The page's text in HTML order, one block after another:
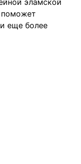
эламской
поможет
еще более